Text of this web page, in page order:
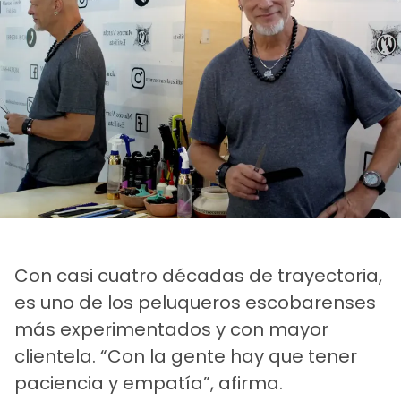
Con casi cuatro décadas de trayectoria,
es uno de los peluqueros escobarenses
más experimentados y con mayor
clientela. “Con la gente hay que tener
paciencia y empatía”, afirma.